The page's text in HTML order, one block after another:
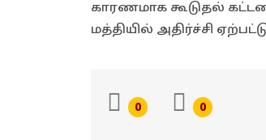
காரணமாக கூடுதல்
மத்தியில் அதிர்ச்சி
0 0